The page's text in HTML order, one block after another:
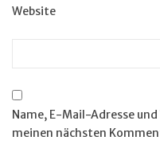
Website
Name, E-Mail-Adresse
meinen nächsten